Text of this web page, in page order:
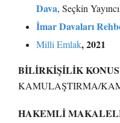
Dava, Seçkin
İmar Davaları
Milli Emlak, 2021
BİLİRKİŞİLİK
KAMULAŞTIRMA/
HAKEMLİ